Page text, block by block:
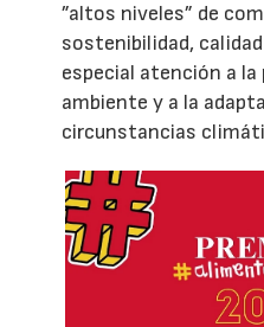
”altos niveles” de
sostenibilidad,
especial atención a
ambiente y a la
circunstancias